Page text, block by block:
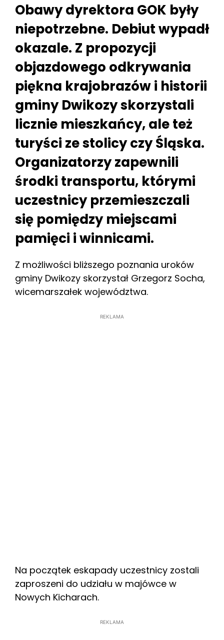
Obawy dyrektora GOK były
niepotrzebne. Debiut wypadł
okazale. Z propozycji
objazdowego odkrywania
piękna krajobrazów i historii
gminy Dwikozy skorzystali
licznie mieszkańcy, ale też
turyści ze stolicy czy Śląska.
Organizatorzy zapewnili
środki transportu, którymi
uczestnicy przemieszczali
się pomiędzy miejscami
pamięci i winnicami.
Z możliwości bliższego poznania uroków
gminy Dwikozy skorzystał Grzegorz Socha,
wicemarszałek województwa.
REKLAMA
Na początek eskapady uczestnicy zostali
zaproszeni do udziału w majówce w
Nowych Kicharach.
REKLAMA